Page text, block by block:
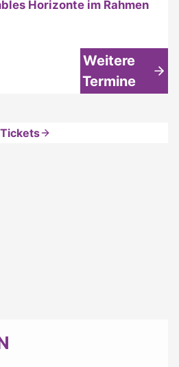
Horizonte im Rahmen
Weitere
Termine
Tickets